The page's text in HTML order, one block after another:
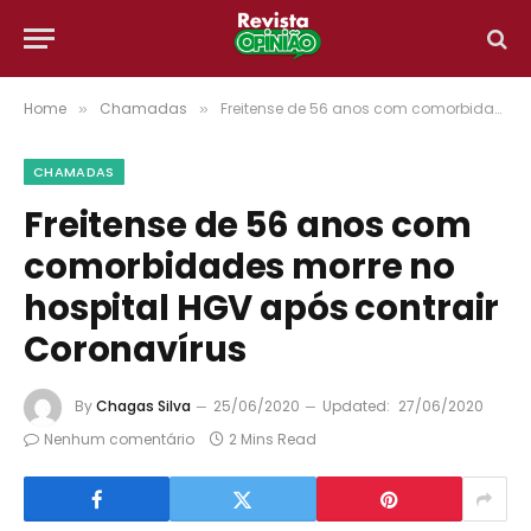
Home » Chamadas » Freitense de 56 anos com comorbidades morre no hospital HGV após contrair Coronavírus
CHAMADAS
Freitense de 56 anos com
comorbidades morre no
hospital HGV após contrair
Coronavírus
ByChagas Silva 25/06/2020 Updated: 27/06/2020
Nenhum comentário
2 Mins Read